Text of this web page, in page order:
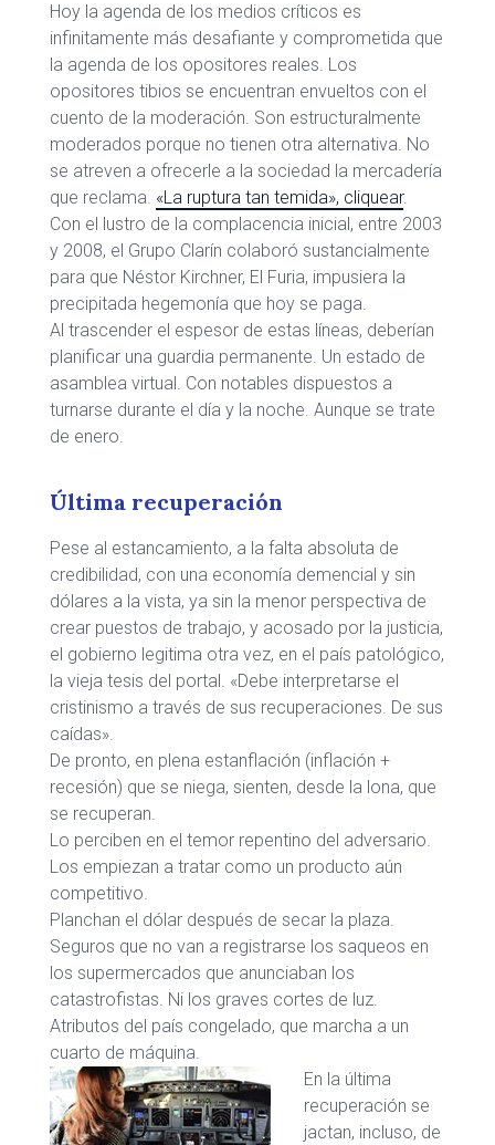
Hoy la agenda de los medios críticos es
infinitamente más desafiante y comprometida que
la agenda de los opositores reales. Los
opositores tibios se encuentran envueltos con el
cuento de la moderación. Son estructuralmente
moderados porque no tienen otra alternativa. No
se atreven a ofrecerle a la sociedad la mercadería
que reclama. «La ruptura tan temida», cliquear.
Con el lustro de la complacencia inicial, entre 2003
y 2008, el Grupo Clarín colaboró sustancialmente
para que Néstor Kirchner, El Furia, impusiera la
precipitada hegemonía que hoy se paga.
Al trascender el espesor de estas líneas, deberían
planificar una guardia permanente. Un estado de
asamblea virtual. Con notables dispuestos a
turnarse durante el día y la noche. Aunque se trate
de enero.
Última recuperación
Pese al estancamiento, a la falta absoluta de
credibilidad, con una economía demencial y sin
dólares a la vista, ya sin la menor perspectiva de
crear puestos de trabajo, y acosado por la justicia,
el gobierno legitima otra vez, en el país patológico,
la vieja tesis del portal. «Debe interpretarse el
cristinismo a través de sus recuperaciones. De sus
caídas».
De pronto, en plena estanflación (inflación +
recesión) que se niega, sienten, desde la lona, que
se recuperan.
Lo perciben en el temor repentino del adversario.
Los empiezan a tratar como un producto aún
competitivo.
Planchan el dólar después de secar la plaza.
Seguros que no van a registrarse los saqueos en
los supermercados que anunciaban los
catastrofistas. Ni los graves cortes de luz.
Atributos del país congelado, que marcha a un
cuarto de máquina.
En la última
recuperación se
jactan, incluso, de